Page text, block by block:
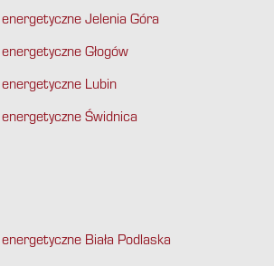
Jelenia Góra
Głogów
Lubin
Świdnica
Biała Podlaska